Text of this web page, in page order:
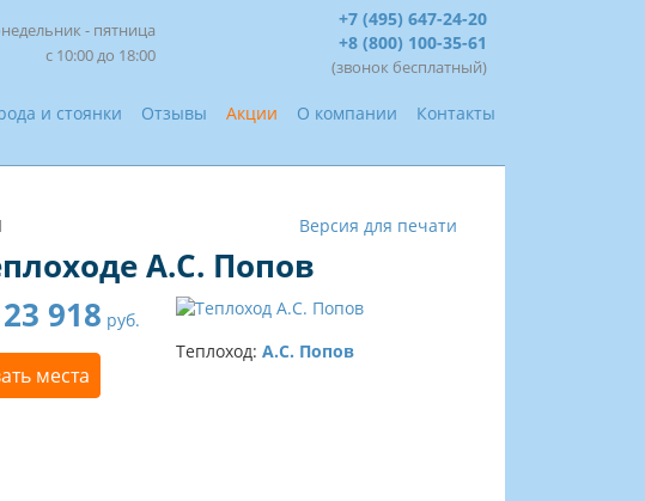
- пятница
с 10:00 до 18:00
+7 (495) 647-24-20
+8 (800) 100-35-61
(звонок бесплатный)
и стоянки Отзывы Акции О компании Контакты
Версия для печати
А.С. Попов
23 918 руб.
места
Теплоход: А.С. Попов